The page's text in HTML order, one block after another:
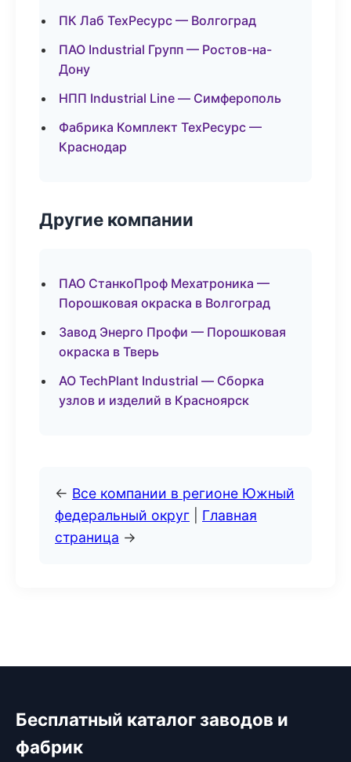
ПК Лаб ТехРесурс — Волгоград
ПАО Industrial Групп — Ростов-на-
Дону
НПП Industrial Line — Симферополь
Фабрика Комплект ТехРесурс —
Краснодар
Другие компании
ПАО СтанкоПроф Мехатроника —
Порошковая окраска в Волгоград
Завод Энерго Профи — Порошковая
окраска в Тверь
АО TechPlant Industrial — Сборка
узлов и изделий в Красноярск
← Все компании в регионе Южный
федеральный округ
Главная
страница →
Бесплатный каталог заводов и
фабрик